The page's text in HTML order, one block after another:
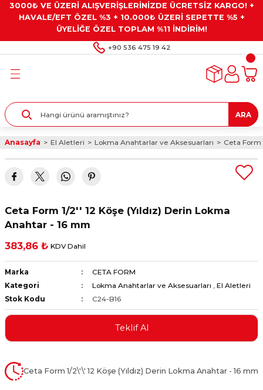
3000₺ VE ÜZERİ ALIŞVERİŞLERİNİZDE ÜCRETSİZ KARGO! +
HAVALE/EFT ÖZEL %3 + 10.000₺ ÜZERİ SEPETTE %5 +
ÜYELİĞE ÖZEL TOPLAM %11 İNDİRİM!
+90 536 475 19 42
Geri Dön
Kaplamalar
Geri Dön
Geri Dön
Gresler
Geri Dön
Alet Setleri
ve Multimetreler
ve Penseler
Geri Dön
Taşları ve
ARA
Anasayfa El Aletleri Lokma Anahtarlar ve Aksesuarları Ceta Form
Ceta Form 1/2'' 12 Köşe (Yıldız) Derin Lokma
Anahtar - 16 mm
383,86 ₺ KDV Dahil
Marka
CETA FORM
Kategori
Lokma Anahtarlar ve Aksesuarları , El Aletleri
Stok Kodu
C24-B16
Teklif Al
Ceta Form 1/2\'\' 12 Köşe (Yıldız) Derin Lokma Anahtar - 16 mm